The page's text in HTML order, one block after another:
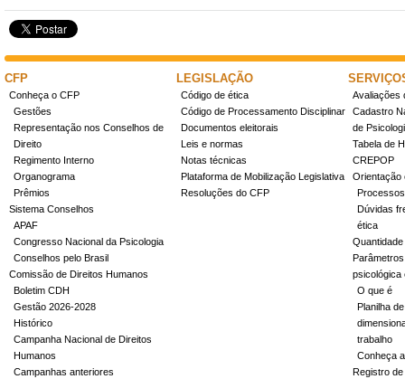
CFP
Conheça o CFP
Gestões
Representação nos Conselhos de
Direito
Regimento Interno
Organograma
Prêmios
Sistema Conselhos
APAF
Congresso Nacional da Psicologia
Conselhos pelo Brasil
Comissão de Direitos Humanos
Boletim CDH
Gestão 2026-2028
Histórico
Campanha Nacional de Direitos
Humanos
Campanhas anteriores
LEGISLAÇÃO
Código de ética
Código de Processamento Disciplinar
Documentos eleitorais
Leis e normas
Notas técnicas
Plataforma de Mobilização Legislativa
Resoluções do CFP
Avaliações
Cadastro
de
Tabela de
CREPOP
Orientação
Dúvidas
ética
psicológica
O que é
Planilha
trabalho
Conheça
Registro